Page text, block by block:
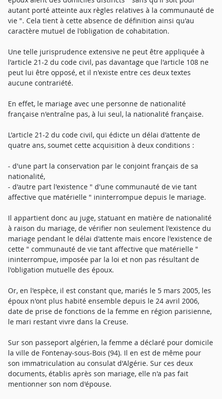
autant porté atteinte aux règles relatives à la communauté de
vie ". Cela tient à cette absence de définition ainsi qu'au
caractère mutuel de l'obligation de cohabitation.
Une telle jurisprudence extensive ne peut être appliquée à
l'article 21-2 du code civil, pas davantage que l'article 108 ne
peut lui être opposé, et il n'existe entre ces deux textes
aucune contrariété.
En effet, le mariage avec une personne de nationalité
française n'entraîne pas, à lui seul, la nationalité française.
L'article 21-2 du code civil, qui édicte un délai d'attente de
quatre ans, soumet cette acquisition à deux conditions :
- d'une part la conservation par le conjoint français de sa
nationalité,
- d'autre part l'existence " d'une communauté de vie tant
affective que matérielle " ininterrompue depuis le mariage.
Il appartient donc au juge, statuant en matière de nationalité
à raison du mariage, de vérifier non seulement l'existence du
mariage pendant le délai d'attente mais encore l'existence de
cette " communauté de vie tant affective que matérielle "
ininterrompue, imposée par la loi et non pas résultant de
l'obligation mutuelle des époux.
Or, en l'espèce, il est constant que, mariés le 5 mars 2005, les
époux n'ont plus habité ensemble depuis le 24 avril 2006,
date de prise de fonctions de la femme en région parisienne,
le mari restant vivre dans la Creuse.
Sur son passeport algérien, la femme a déclaré pour domicile
la ville de Fontenay-sous-Bois (94). Il en est de même pour
son immatriculation au consulat d'Algérie. Sur ces deux
documents, établis après son mariage, elle n'a pas fait
mentionner son nom d'épouse.